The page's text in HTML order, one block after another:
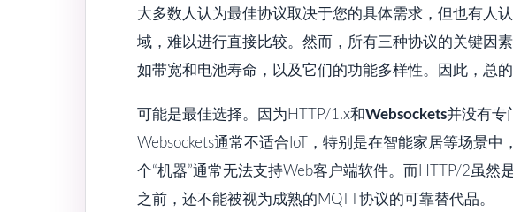
大多数人认为最佳协议取决于您的具体需求，但也有人
域，难以进行直接比较。然而，所有三种协议的关键因
如带宽和电池寿命，以及它们的功能多样性。因此，总的
可能是最佳选择。因为HTTP/1.x和Websockets并没有专
Websockets通常不适合IoT，特别是在智能家居等场景中
个“机器”通常无法支持Web客户端软件。而HTTP/2虽然
之前，还不能被视为成熟的MQTT协议的可靠替代品。